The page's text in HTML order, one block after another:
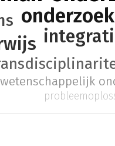
onderzoek
wetenschappelijk